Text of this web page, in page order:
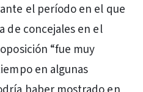
el período en el que
de concejales en el
“fue muy
en algunas